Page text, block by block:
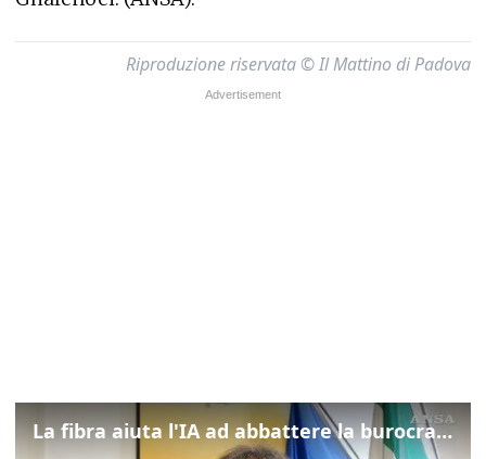
Riproduzione riservata © Il Mattino di Padova
La fibra aiuta l'IA ad abbattere la burocrazia, progetto pilota in Veneto